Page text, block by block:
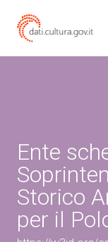
Ente
Storico
per il